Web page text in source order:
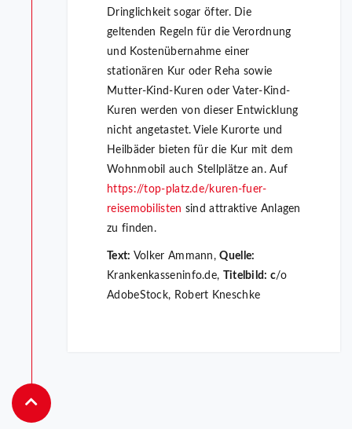
Dringlichkeit sogar öfter. Die
geltenden Regeln für die Verordnung
und Kostenübernahme einer
stationären Kur oder Reha sowie
Mutter-Kind-Kuren oder Vater-Kind-
Kuren werden von dieser Entwicklung
nicht angetastet. Viele Kurorte und
Heilbäder bieten für die Kur mit dem
Wohnmobil auch Stellplätze an. Auf
https://top-platz.de/kuren-fuer-
reisemobilisten sind attraktive Anlagen
zu finden.
Text: Volker Ammann,Quelle:
Krankenkasseninfo.de,
Titelbild: c/o
AdobeStock, Robert Kneschke